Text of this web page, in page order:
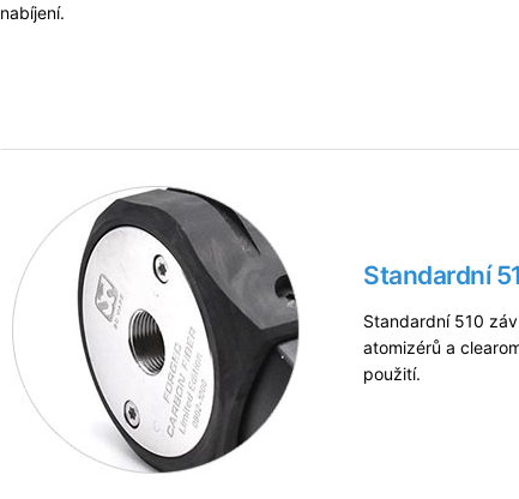
nabíjení.
Standardní
Standardní 510
atomizérů a
použití.